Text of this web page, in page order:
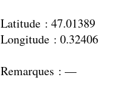
Latitude : 47.01389
Longitude : 0.32406
Remarques : —